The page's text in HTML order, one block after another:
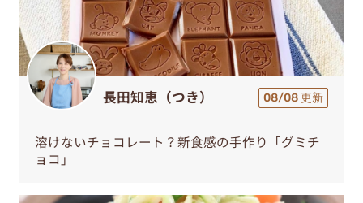
長田知恵（つき） 08/08 更新
溶けないチョコレート？新食感の手作り「グミチ
ョコ」